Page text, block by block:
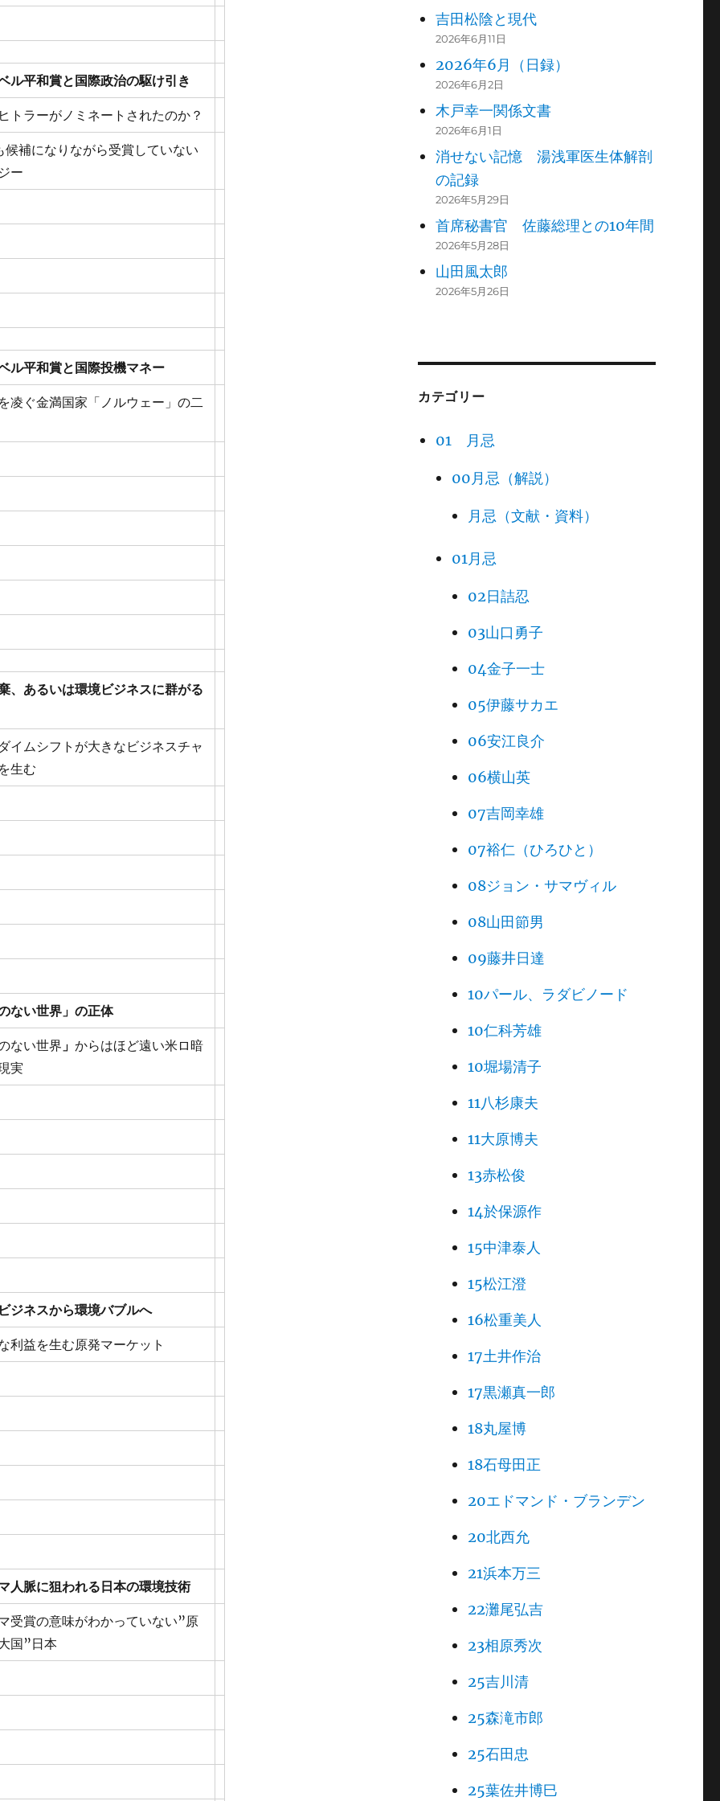
ル平和賞と国際政治の駆け引き
トラーがノミネートされたのか？
候補になりながら受賞していない
ー
ル平和賞と国際投機マネー
凌ぐ金満国家「ノルウェー」の二
、あるいは環境ビジネスに群がる
イムシフトが大きなビジネスチャ
生む
ない世界」の正体
ない世界 」 からはほど遠い米ロ暗
実
ジネスから環境バブルへ
利益を生む原発マーケット
人脈に狙われる日本の環境技術
受賞の意味がわかっていない”原
国”日本
吉田松陰と現代
2026年6月11日
2026年6月（日録）
2026年6月2日
木戸幸一関係文書
2026年6月1日
消せない記憶 湯浅軍医生体解剖
の記録
2026年5月29日
首席秘書官 佐藤総理との10年間
2026年5月28日
山田風太郎
2026年5月26日
カテゴリー
01 月忌
00月忌（解説）
月忌（文献・資料）
01月忌
02日詰忍
03山口勇子
04金子一士
05伊藤サカエ
06安江良介
06横山英
07吉岡幸雄
07裕仁（ひろひと）
08ジョン・サマヴィル
08山田節男
09藤井日達
10パール、ラダビノード
10仁科芳雄
10堀場清子
11八杉康夫
11大原博夫
13赤松俊
14於保源作
15中津泰人
15松江澄
16松重美人
17土井作治
17黒瀬真一郎
18丸屋博
18石母田正
20エドマンド・ブランデン
20北西允
21浜本万三
22灘尾弘吉
23相原秀次
25吉川清
25森滝市郎
25石田忠
25葉佐井博巳